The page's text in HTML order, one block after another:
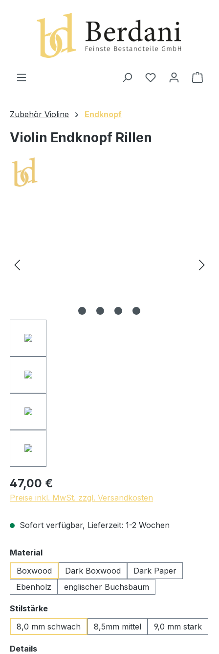
Zubehör Violine Endknopf
Violin Endknopf Rillen
47,00 €
Preise inkl. MwSt. zzgl. Versandkosten
Sofort verfügbar, Lieferzeit: 1-2 Wochen
Materialauswählen
Boxwood
Dark Boxwood
Dark Paper
Ebenholz
englischer Buchsbaum
Stilstärkeauswählen
8,0 mm schwach
8,5mm mittel 9,0 mm stark
Detailsauswählen